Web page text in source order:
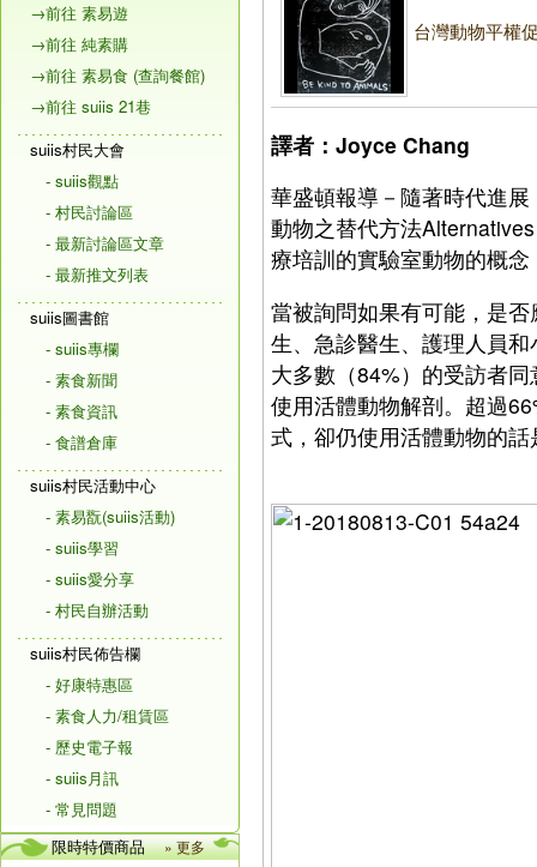
→前往 素易遊
→前往 純素購
→前往 素易食 (查詢餐館)
→前往 suiis 21巷
suiis村民大會
- suiis觀點
- 村民討論區
- 最新討論區文章
- 最新推文列表
suiis圖書館
- suiis專欄
- 素食新聞
- 素食資訊
- 食譜倉庫
suiis村民活動中心
- 素易翫(suiis活動)
- suiis學習
- suiis愛分享
- 村民自辦活動
suiis村民佈告欄
- 好康特惠區
- 素食人力/租賃區
- 歷史電子報
- suiis月訊
- 常見問題
限時特價商品
» 更多
台灣動物平權
譯者：Joyce Chang
華盛頓報導－隨著時代進
動物之替代方法
療培訓的實驗室動物的概
當被詢問如果有可能，是
生、急診醫生、護理人員
大多數（84%）的受訪者
使用活體動物解剖。超過
式，卻仍使用活體動物的